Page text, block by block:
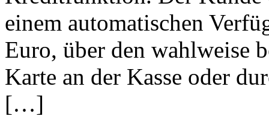
einem automatischen
Euro, über den wahlweise
Karte an der Kasse oder
[…]